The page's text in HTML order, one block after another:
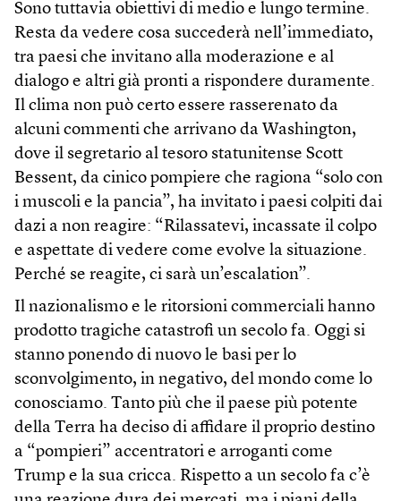
Sono tuttavia obiettivi di medio e lungo termine.
Resta da vedere cosa succederà nell’immediato,
tra paesi che invitano alla moderazione e al
dialogo e altri già pronti a rispondere duramente.
Il clima non può certo essere rasserenato da
alcuni commenti che arrivano da Washington,
dove il segretario al tesoro statunitense Scott
Bessent, da cinico pompiere che ragiona “solo con
i muscoli e la pancia”, ha invitato i paesi colpiti dai
dazi a non reagire: “Rilassatevi, incassate il colpo
e aspettate di vedere come evolve la situazione.
Perché se reagite, ci sarà un’escalation”.
Il nazionalismo e le ritorsioni commerciali hanno
prodotto tragiche catastrofi un secolo fa. Oggi si
stanno ponendo di nuovo le basi per lo
sconvolgimento, in negativo, del mondo come lo
conosciamo. Tanto più che il paese più potente
della Terra ha deciso di affidare il proprio destino
a “pompieri” accentratori e arroganti come
Trump e la sua cricca. Rispetto a un secolo fa c’è